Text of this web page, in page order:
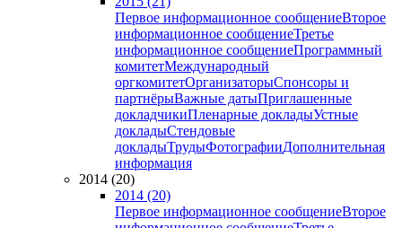
Первое информационное сообщениеВторое
информационное сообщениеТретье
информационное сообщениеПрограммный
комитетМеждународный
оргкомитетОрганизаторыСпонсоры и
партнёрыВажные датыПриглашенные
докладчикиПленарные докладыУстные
докладыСтендовые
докладыТрудыФотографииДополнительная
информация
2014 (20)
2014 (20)
Первое информационное сообщениеВторое